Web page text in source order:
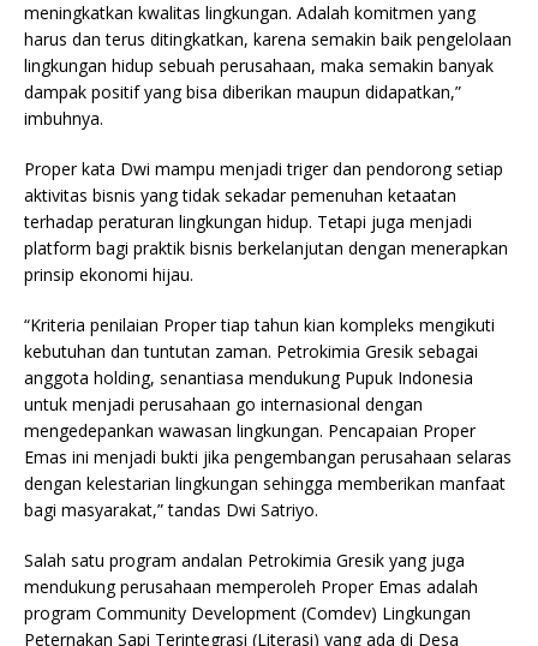
meningkatkan kwalitas lingkungan. Adalah komitmen yang
harus dan terus ditingkatkan, karena semakin baik pengelolaan
lingkungan hidup sebuah perusahaan, maka semakin banyak
dampak positif yang bisa diberikan maupun didapatkan,”
imbuhnya.
Proper kata Dwi mampu menjadi triger dan pendorong setiap
aktivitas bisnis yang tidak sekadar pemenuhan ketaatan
terhadap peraturan lingkungan hidup. Tetapi juga menjadi
platform bagi praktik bisnis berkelanjutan dengan menerapkan
prinsip ekonomi hijau.
“Kriteria penilaian Proper tiap tahun kian kompleks mengikuti
kebutuhan dan tuntutan zaman. Petrokimia Gresik sebagai
anggota holding, senantiasa mendukung Pupuk Indonesia
untuk menjadi perusahaan go internasional dengan
mengedepankan wawasan lingkungan. Pencapaian Proper
Emas ini menjadi bukti jika pengembangan perusahaan selaras
dengan kelestarian lingkungan sehingga memberikan manfaat
bagi masyarakat,” tandas Dwi Satriyo.
Salah satu program andalan Petrokimia Gresik yang juga
mendukung perusahaan memperoleh Proper Emas adalah
program Community Development (Comdev) Lingkungan
Peternakan Sapi Terintegrasi (Literasi) yang ada di Desa